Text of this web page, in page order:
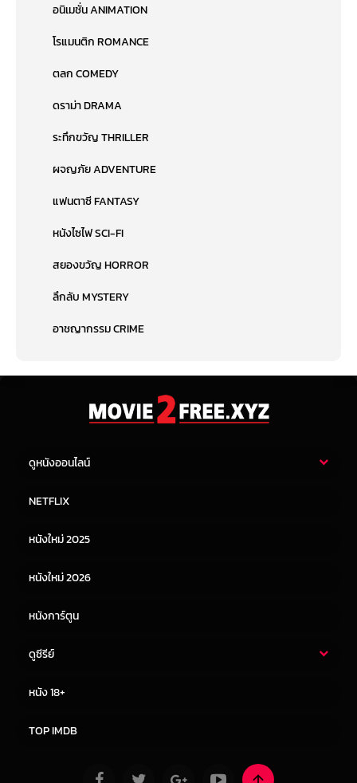
อนิเมชั่น ANIMATION
โรแมนติก ROMANCE
ตลก COMEDY
ดราม่า DRAMA
ระทึกขวัญ THRILLER
ผจญภัย ADVENTURE
แฟนตาซี FANTASY
หนังไซไฟ SCI-FI
สยองขวัญ HORROR
ลึกลับ MYSTERY
อาชญากรรม CRIME
ดูหนังออนไลน์
หนังจีน
NETFLIX
หนังใหม่ 2025
หนังใหม่ 2026
หนังการ์ตูน
ดูซีรีย์
หนัง 18+
TOP IMDB